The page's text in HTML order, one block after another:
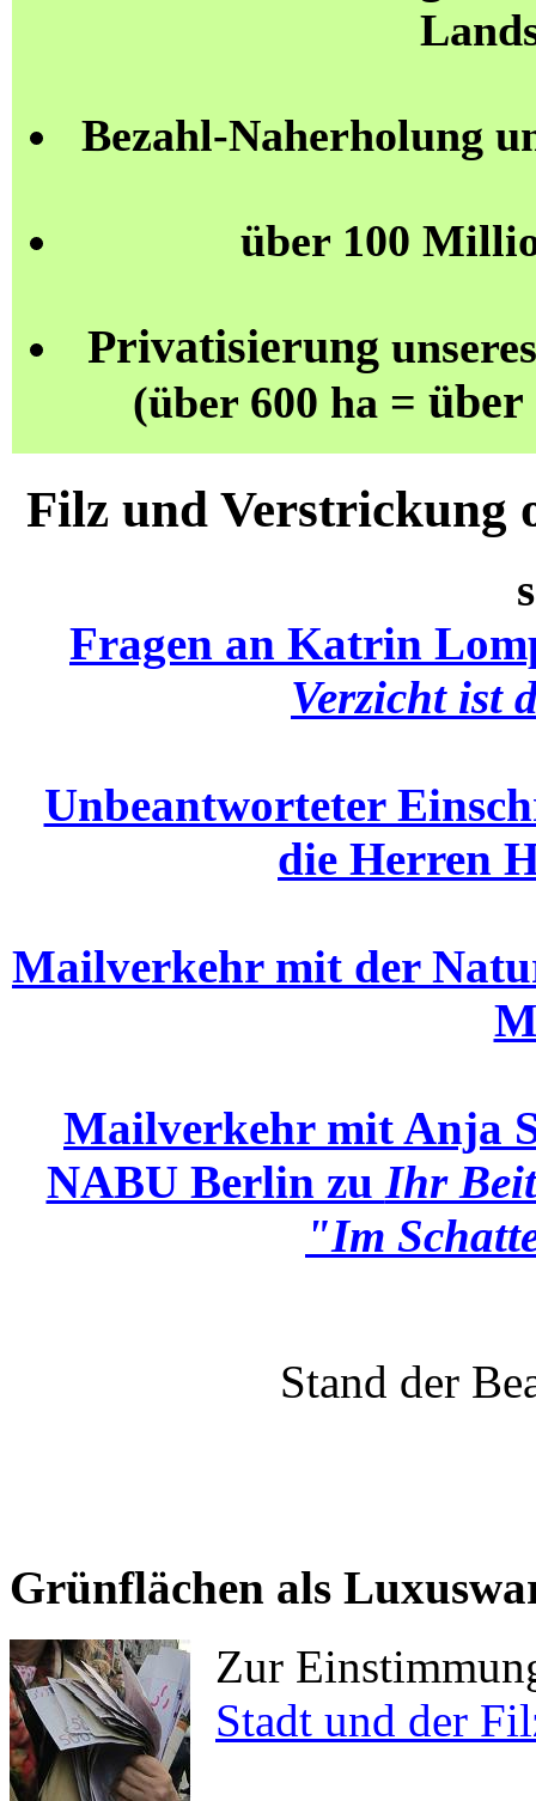
Bezahl-Naherholung
über 100
Privatisierung
(über 600 ha = über
Filz und Verstrickung
Fragen an Katrin
Verzicht ist
Unbeantworteter
die Herren
Mailverkehr mit der
Mailverkehr mit Anja
NABU Berlin zu Ihr
"Im
Stand der
Grünflächen als
Zur
Stadt und der